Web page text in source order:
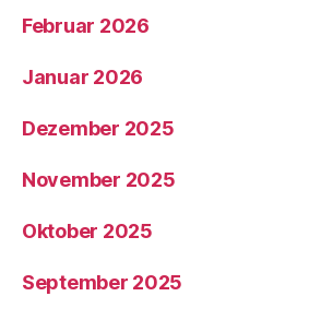
Februar 2026
Januar 2026
Dezember 2025
November 2025
Oktober 2025
September 2025